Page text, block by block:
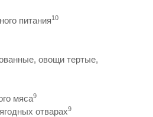
питания10
овощи тертые,
мяса9
отварах9